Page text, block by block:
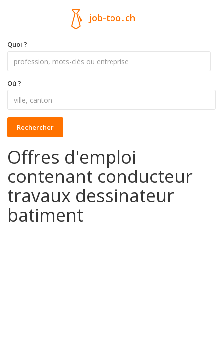
job-too.ch
Quoi ?
Oú ?
Rechercher
Offres d'emploi
contenant conducteur
travaux dessinateur
batiment